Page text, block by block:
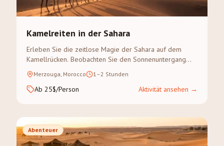
Kamelreiten in der Sahara
Erleben Sie die zeitlose Magie der Sahara auf dem
Kamellrücken. Beobachten Sie den Sonnenuntergang
über den goldenen Dünen des Erg Chebbi auf einem
geführten Kameltreck.
Merzouga, Morocco 1–2 Stunden
Ab 25$/Person Aktivität ansehen →
Abenteuer